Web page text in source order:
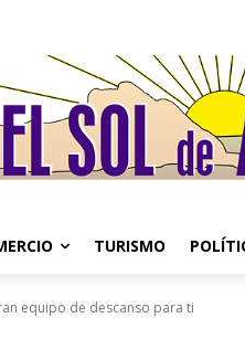
TURISMO
equipo de descanso para ti